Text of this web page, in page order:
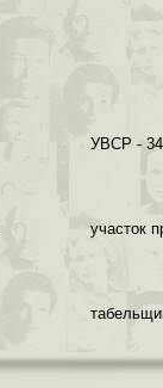
УВСР -
участок